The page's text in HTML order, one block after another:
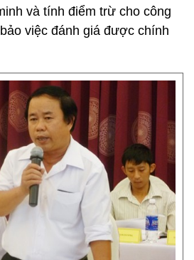
và tính điểm trừ cho công
việc đánh giá được chính